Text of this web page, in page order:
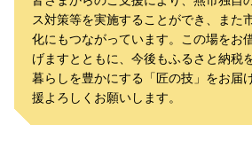
ス対策等を実施することができ、また
化にもつながっています。この場をお
げますとともに、今後もふるさと納税
暮らしを豊かにする「匠の技」をお届
援よろしくお願いします。